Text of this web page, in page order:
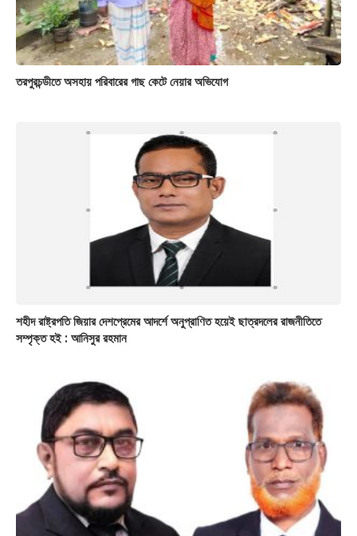
তরপুরচন্ডীতে অসহায় পরিবারের গাছ কেটে নেয়ার অভিযোগ
শহীদ রাষ্ট্রপতি জিয়ার দেশপ্রেমের আদর্শে অনুপ্রাণিত হয়েই ছাত্রদলের রাজনীতিতে
সম্পৃক্ত হই : আনিসুর রহমান